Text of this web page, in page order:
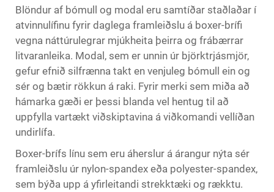
Blöndur af bómull og modal eru samtíðar staðlaðar í
atvinnulífinu fyrir daglega framleiðslu á boxer-brífi
vegna náttúrulegrar mjúkheita þeirra og frábærrar
litvaranleika. Modal, sem er unnin úr björktrjásmjör,
gefur efnið silfrænna takt en venjuleg bómull ein og
sér og bætir rökkun á raki. Fyrir merki sem miða að
hámarka gæði er þessi blanda vel hentug til að
uppfylla vartækt viðskiptavina á viðkomandi vellíðan
undirlífa.
Boxer-brífs línu sem eru áherslur á árangur nýta sér
framleiðslu úr nylon-spandex eða polyester-spandex,
sem býða upp á yfirleitandi strekktæki og rækktu.